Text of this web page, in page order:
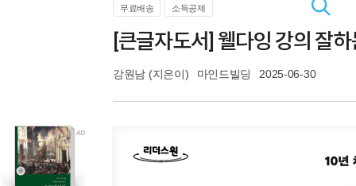
무료배송 소득공제
[큰글자도서] 웰다잉 강의 잘
강원남 (지은이) 마인드빌딩 2025-06-30